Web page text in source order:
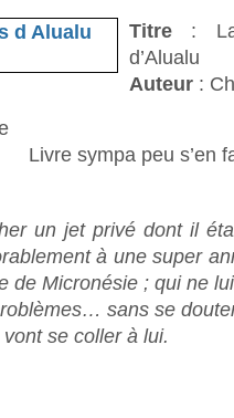
Titre : La
d’Alualu
Auteur :
Livre sympa peu s’en
un jet privé dont il
à une super
de Micronésie ; qui ne
sans se
se coller à lui.